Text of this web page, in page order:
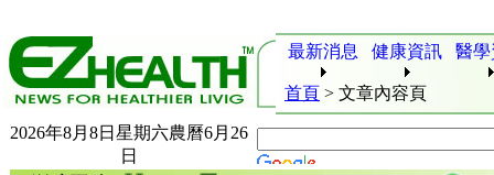
最新消息 健康資訊 醫
首頁 > 文章內容頁
2026年8月8日星期六農曆6月26
日